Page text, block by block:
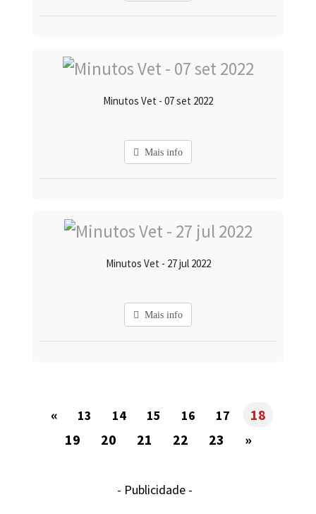
Minutos Vet - 07 set 2022
Mais info
Minutos Vet - 27 jul 2022
Mais info
« 13 14 15 16 17
18
19
20 21 22 23 »
- Publicidade -